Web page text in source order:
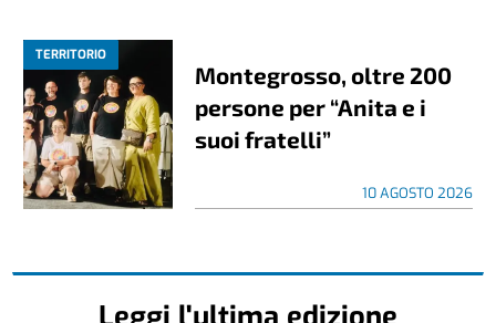
TERRITORIO
Montegrosso, oltre 200
persone per “Anita e i
suoi fratelli”
10 AGOSTO 2026